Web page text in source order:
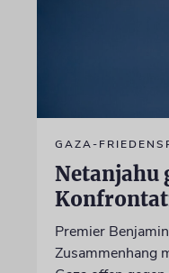
GAZA-
Netanjahu
Premier
Zusammenhang